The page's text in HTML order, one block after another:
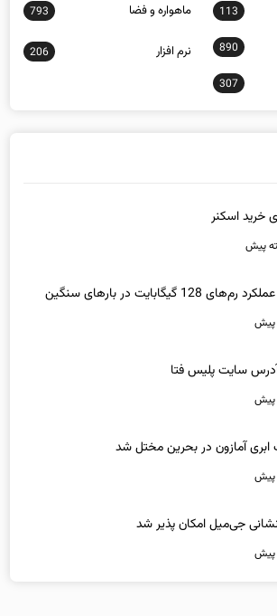
113 ماهواره و فضا 793
890 نرم افزار 206
307
خرید اسکنر
128 گیگابایت در بارهای سنگین
سایت پلیس فتا
آمازون در بحرین مختل شد
جی‌میل امکان پذیر شد